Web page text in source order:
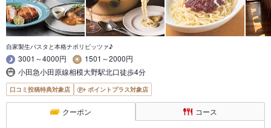
自家製生パスタと本格ナポリピッツァ♪
3001～4000円
1501～2000円
小田急小田原線相模大野駅北口徒歩4分
口コミ投稿特典対象店 ポイントプラス対象店
クーポン コース